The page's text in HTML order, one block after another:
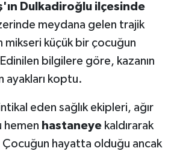
Dulkadiroğlu ilçesinde
meydana gelen trajik
mikseri küçük bir çocuğun
bilgilere göre, kazanın
ayakları koptu.
eden sağlık ekipleri, ağır
hemen hastaneyekaldırarak
Çocuğun hayatta olduğu ancak